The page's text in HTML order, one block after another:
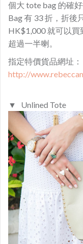
個大 tote bag 的確
Bag 有 33 折，折後
HK$1,000 就可以買
超過一半喇。
指定特價貨品網址：
http://
▼ Unlined Tote